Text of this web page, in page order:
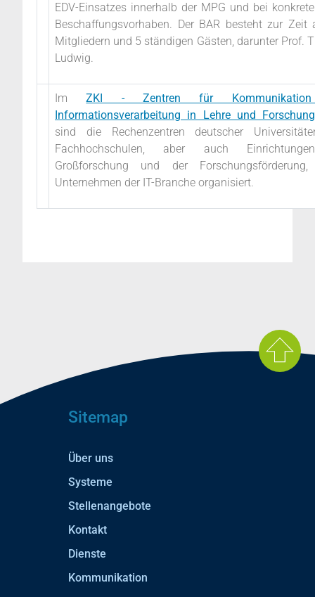
EDV-Einsatzes innerhalb der MPG und bei
Beschaffungsvorhaben. Der BAR besteht zur Zeit
Mitgliedern und 5 ständigen Gästen, darunter Prof.
Ludwig.
ImZKI - Zentren für
Informationsverarbeitung in Lehre und
sind die Rechenzentren deutscher
Fachhochschulen, aber auch
Großforschung und der
Unternehmen der IT-Branche organisiert.
Sitemap
Über uns
Systeme
Stellenangebote
Kontakt
Dienste
Kommunikation